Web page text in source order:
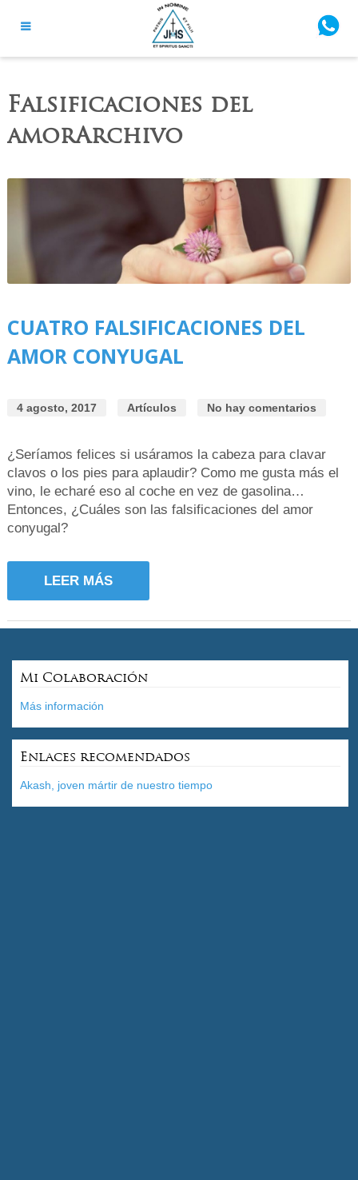
Falsificaciones del
amorArchivo
CUATRO FALSIFICACIONES DEL
AMOR CONYUGAL
4 agosto, 2017 Artículos No hay comentarios
¿Seríamos felices si usáramos la cabeza para clavar
clavos o los pies para aplaudir? Como me gusta más el
vino, le echaré eso al coche en vez de gasolina…
Entonces, ¿Cuáles son las falsificaciones del amor
conyugal?
LEER MÁS
Mi Colaboración
Más información
Enlaces recomendados
Akash, joven mártir de nuestro tiempo